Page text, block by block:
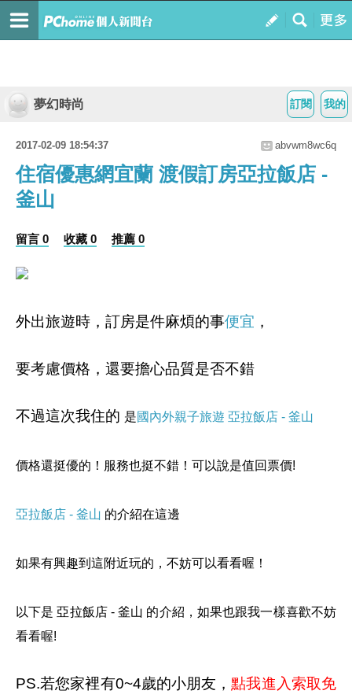
我的
訂閱
夢幻時尚
2017-02-09 18:54:37 abvwm8wc6q
住宿優惠網宜蘭 渡假訂房亞拉飯店 -
釜山
留言 0 收藏 0 推薦 0
外出旅遊時，訂房是件麻煩的事便宜 ，
要考慮價格，還要擔心品質是否不錯
不過這次我住的 是國內外親子旅遊 亞拉飯店 - 釜山
價格還挺優的！服務也挺不錯！可以說是值回票價!
亞拉飯店 - 釜山 的介紹在這邊
如果有興趣到這附近玩的，不妨可以看看喔！
以下是 亞拉飯店 - 釜山 的介紹，如果也跟我一樣喜歡不妨
看看喔!
PS.若您家裡有0~4歲的小朋友，點我進入索取免